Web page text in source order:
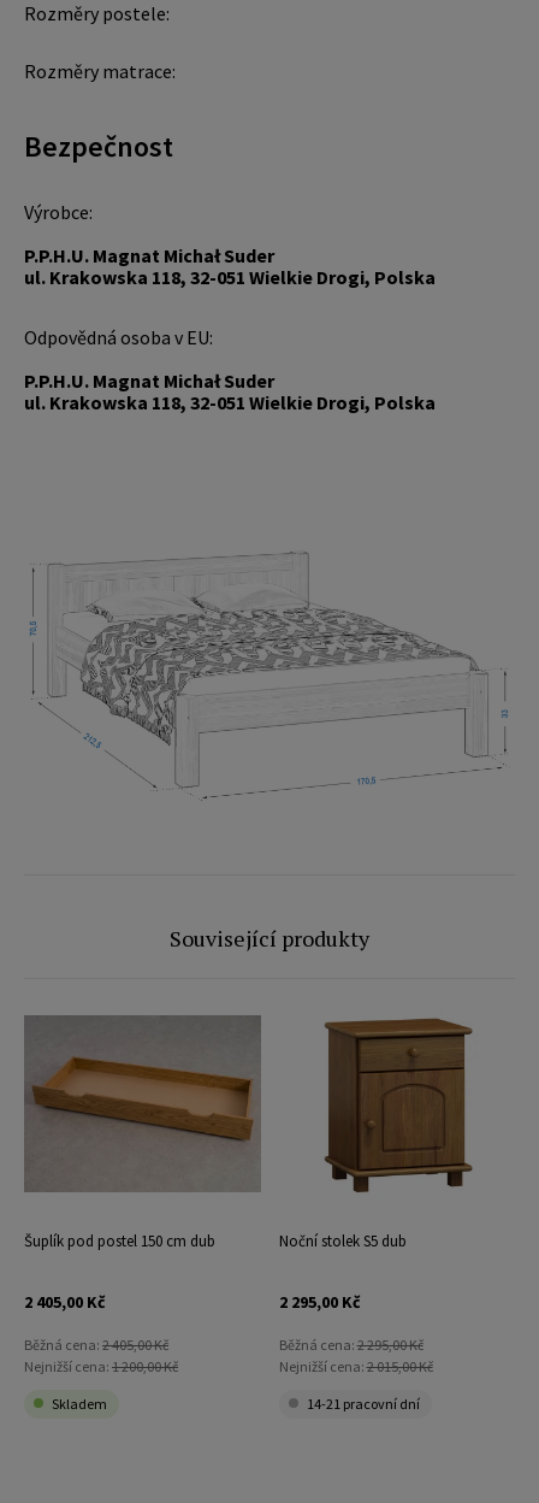
Rozměry postele:
Rozměry matrace:
Bezpečnost
Výrobce:
P.P.H.U. Magnat Michał Suder
ul. Krakowska 118, 32-051 Wielkie Drogi, Polska
Odpovědná osoba v EU:
P.P.H.U. Magnat Michał Suder
ul. Krakowska 118, 32-051 Wielkie Drogi, Polska
Související produkty
Šuplík pod postel 150 cm dub
2 405,00 Kč
Běžná cena: 2 405,00 Kč
Nejnižší cena: 1 200,00 Kč
Skladem
Noční stolek S5 dub
2 295,00 Kč
Běžná cena:2 295,00 Kč
Nejnižší cena:2 015,00 Kč
14-21 pracovní dní